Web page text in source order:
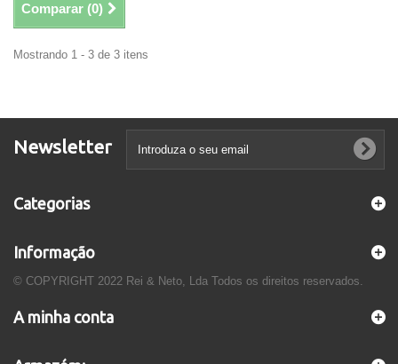
Comparar (0)
Mostrando 1 - 3 de 3 itens
Newsletter
Categorias
Informação
© COPYRIGHT 2022 Rei & Neto, Lda Todos os direitos reservados.
A minha conta